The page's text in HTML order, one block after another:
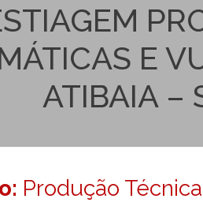
E
ATIBAIA –
Produção Técnica